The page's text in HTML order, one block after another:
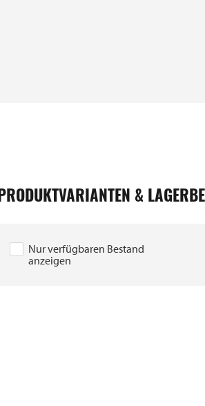
PRODUKTVARIANTEN &
Nur verfügbaren Bestand
anzeigen